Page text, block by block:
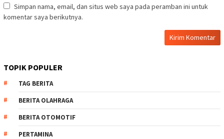
Simpan nama, email, dan situs web saya pada peramban ini untuk
komentar saya berikutnya.
TOPIK POPULER
TAG BERITA
BERITA OLAHRAGA
BERITA OTOMOTIF
PERTAMINA